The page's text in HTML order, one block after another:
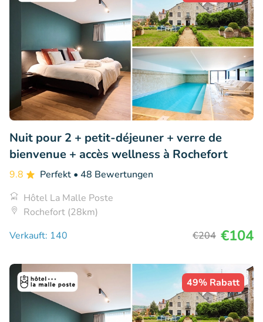
Nuit pour 2 + petit-déjeuner + verre de
bienvenue + accès wellness à Rochefort
9.8 Perfekt • 48 Bewertungen
Hôtel La Malle Poste
Rochefort (28km)
Verkauft: 140
€204 €104
49% Rabatt